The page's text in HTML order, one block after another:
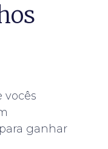
vocês
ganhar